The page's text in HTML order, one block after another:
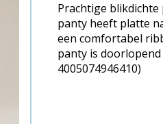
Prachtige
panty heeft platte
een comfortabel
panty is
4005074946410)